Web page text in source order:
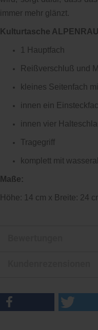
immer mehr glänzt.
Kulturtasche
1 Hauptfach
Reißverschluß und
kleines Seitenfach
innen ein
innen vier
Tragegriff
komplett mit
Maße:
Höhe: 14 cm x Breite: 24